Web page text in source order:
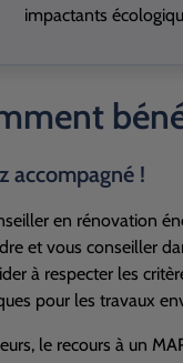
impactants
accompagné !
en rénovation
et vous conseiller
à respecter les
pour les travaux
le recours à un